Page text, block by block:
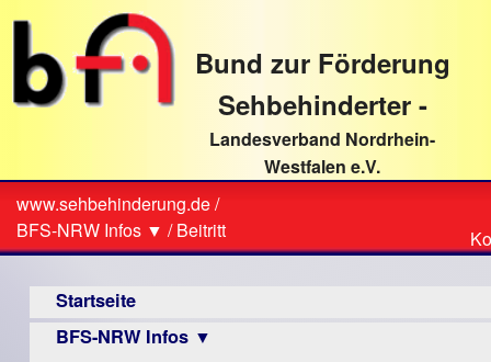
direkt
Textinhalt
Bund zur Förderung
Sehbehinderter -
Landesverband Nordrhein-
Westfalen e.V.
Sie
sind
hier
www.sehbehinderung.de/
BFS-NRW Infos ▼ /Beitritt
Startseite
BFS-NRW Infos ▼